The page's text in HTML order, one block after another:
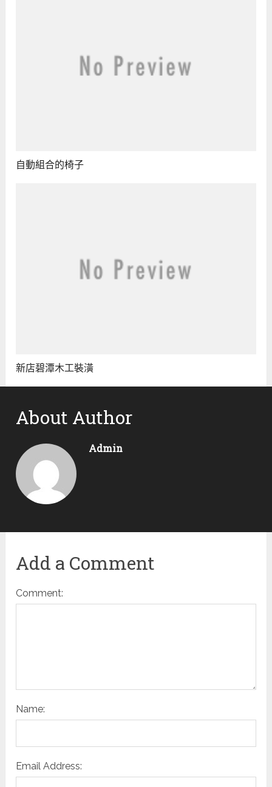
自動組合的椅子
新店碧潭木工裝潢
About Author
Admin
Add a Comment
Comment:
Name:
Email Address: